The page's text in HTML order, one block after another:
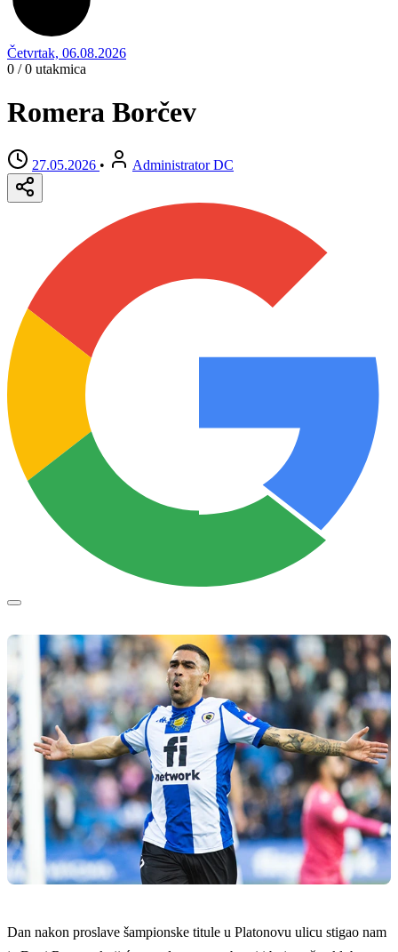
Četvrtak, 06.08.2026
0 / 0 utakmica
Romera Borčev
27.05.2026 • Administrator DC
Dan nakon proslave šampionske titule u Platonovu ulicu stigao nam